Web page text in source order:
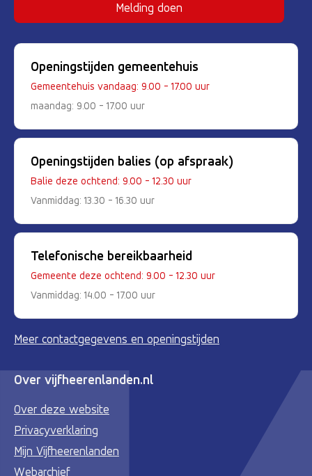
Melding doen
Openingstijden gemeentehuis
Gemeentehuis vandaag: 9.00 - 17.00 uur
maandag: 9.00 - 17.00 uur
Openingstijden balies (op afspraak)
Balie deze ochtend: 9.00 - 12.30 uur
Vanmiddag: 13.30 - 16.30 uur
Telefonische bereikbaarheid
Gemeente deze ochtend: 9.00 - 12.30 uur
Vanmiddag: 14.00 - 17.00 uur
Meer contactgegevens en openingstijden
Over vijfheerenlanden.nl
Over deze website
Privacyverklaring
Mijn Vijfheerenlanden
Webarchief